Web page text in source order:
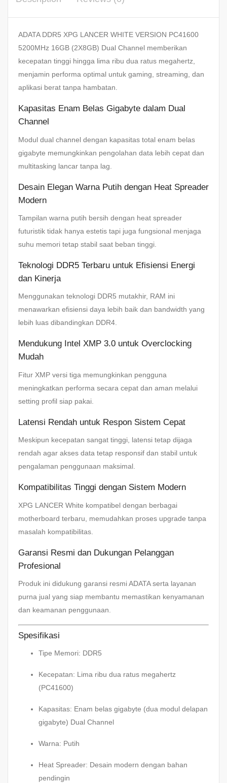
ADATA DDR5 XPG LANCER WHITE VERSION PC41600
5200MHz 16GB (2X8GB) Dual Channel memberikan
kecepatan tinggi hingga lima ribu dua ratus megahertz,
menjamin performa optimal untuk gaming, streaming, dan
aplikasi berat tanpa hambatan.
Kapasitas Enam Belas Gigabyte dalam Dual
Channel
Modul dual channel dengan kapasitas total enam belas
gigabyte memungkinkan pengolahan data lebih cepat dan
multitasking lancar tanpa lag.
Desain Elegan Warna Putih dengan Heat Spreader
Modern
Tampilan warna putih bersih dengan heat spreader
futuristik tidak hanya estetis tapi juga fungsional menjaga
suhu memori tetap stabil saat beban tinggi.
Teknologi DDR5 Terbaru untuk Efisiensi Energi
dan Kinerja
Menggunakan teknologi DDR5 mutakhir, RAM ini
menawarkan efisiensi daya lebih baik dan bandwidth yang
lebih luas dibandingkan DDR4.
Mendukung Intel XMP 3.0 untuk Overclocking
Mudah
Fitur XMP versi tiga memungkinkan pengguna
meningkatkan performa secara cepat dan aman melalui
setting profil siap pakai.
Latensi Rendah untuk Respon Sistem Cepat
Meskipun kecepatan sangat tinggi, latensi tetap dijaga
rendah agar akses data tetap responsif dan stabil untuk
pengalaman penggunaan maksimal.
Kompatibilitas Tinggi dengan Sistem Modern
XPG LANCER White kompatibel dengan berbagai
motherboard terbaru, memudahkan proses upgrade tanpa
masalah kompatibilitas.
Garansi Resmi dan Dukungan Pelanggan
Profesional
Produk ini didukung garansi resmi ADATA serta layanan
purna jual yang siap membantu memastikan kenyamanan
dan keamanan penggunaan.
Spesifikasi
Tipe Memori: DDR5
Kecepatan: Lima ribu dua ratus megahertz
(PC41600)
Kapasitas: Enam belas gigabyte (dua modul delapan
gigabyte) Dual Channel
Warna: Putih
Heat Spreader: Desain modern dengan bahan
pendingin